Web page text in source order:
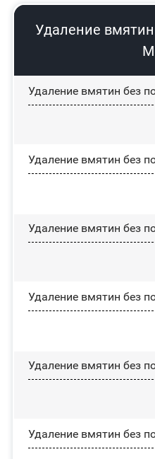
Удаление
Удаление вмятин без
Удаление вмятин без
Удаление вмятин без
Удаление вмятин без
Удаление вмятин без
Удаление вмятин без